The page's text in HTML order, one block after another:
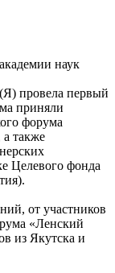
провела первый
приняли
форума
также
Целевого фонда
от участников
«Ленский
из Якутска и